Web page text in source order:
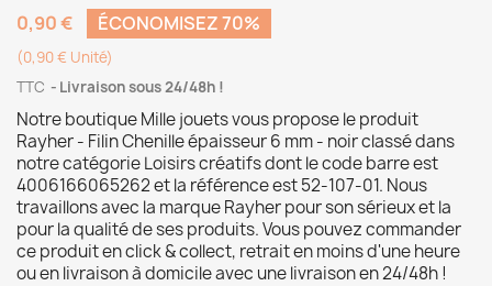
0,90 €
ÉCONOMISEZ 70%
(0,90 € Unité)
TTC
Livraison sous 24/48h !
Notre boutique Mille jouets vous propose le produit
Rayher - Filin Chenille épaisseur 6 mm - noir classé dans
notre catégorie Loisirs créatifs dont le code barre est
4006166065262 et la référence est 52-107-01. Nous
travaillons avec la marque Rayher pour son sérieux et la
pour la qualité de ses produits. Vous pouvez commander
ce produit en click & collect, retrait en moins d'une heure
ou en livraison à domicile avec une livraison en 24/48h !